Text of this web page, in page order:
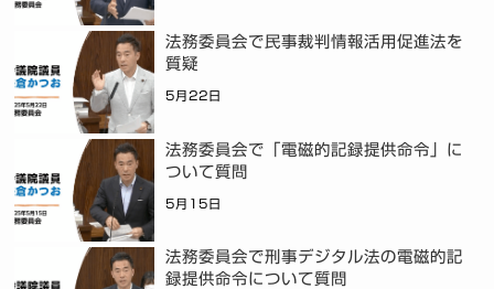
法務委員会で民事裁判情報活用促進法を
質疑
5月22日
法務委員会で「電磁的記録提供命令」に
ついて質問
5月15日
法務委員会で刑事デジタル法の電磁的記
録提供命令について質問